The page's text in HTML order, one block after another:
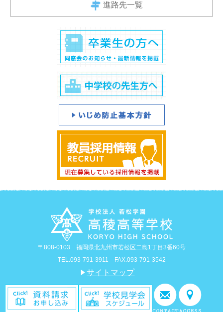
進路先一覧
〒808-0103 福岡県北九州市若松区二島1丁目3番60号
TEL.093-791-3911 FAX.093-791-3542
サイトマップ